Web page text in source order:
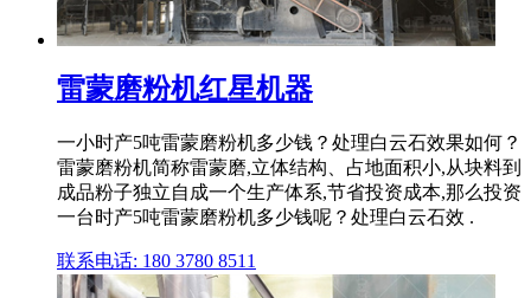
雷蒙磨粉机红星机器
一小时产5吨雷蒙磨粉机多少钱？处理白云石效果如何？
雷蒙磨粉机简称雷蒙磨,立体结构、占地面积小,从块料到
成品粉子独立自成一个生产体系,节省投资成本,那么投资
一台时产5吨雷蒙磨粉机多少钱呢？处理白云石效 .
联系电话: 180 3780 8511